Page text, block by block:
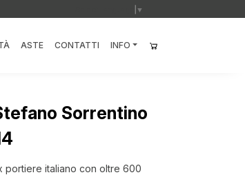
▼
ASTE CONTATTI INFO
Sorrentino
portiere italiano con oltre 600